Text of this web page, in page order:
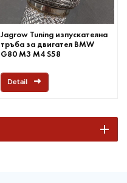
Jagrow Tuning изпускателна
тръба за двигател BMW
G80 M3 M4 S58
Detail